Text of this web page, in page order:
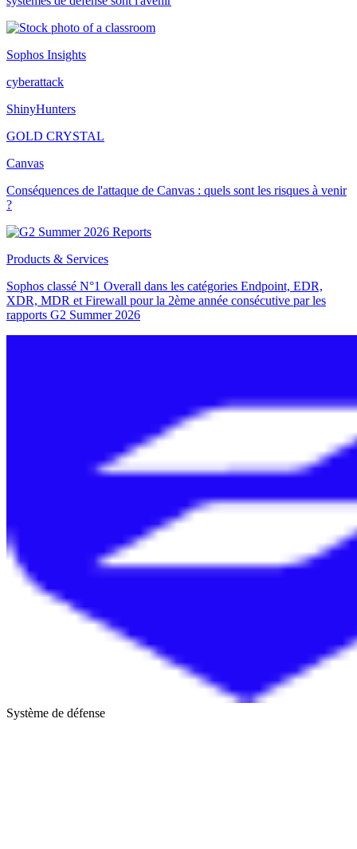
Sophos Insights
cyberattack
ShinyHunters
GOLD CRYSTAL
Canvas
Conséquences de l'attaque de Canvas : quels sont les risques à venir
?
Products & Services
Sophos classé N°1 Overall dans les catégories Endpoint, EDR,
XDR, MDR et Firewall pour la 2ème année consécutive par les
rapports G2 Summer 2026
Système de défense